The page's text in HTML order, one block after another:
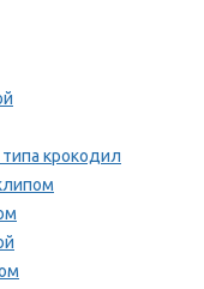
крокодил